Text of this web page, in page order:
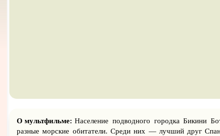
О мультфильме: Население подводного городка Бикини
разные морские обитатели. Среди них — лучший друг